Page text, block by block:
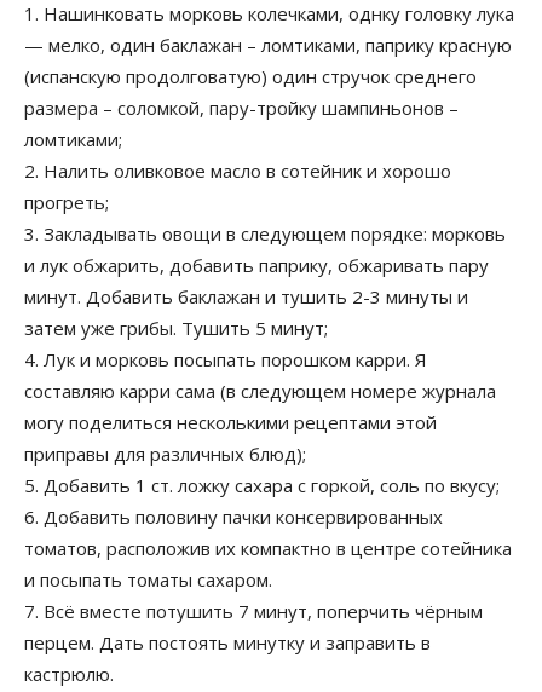
1. Нашинковать морковь колечками, однку головку лука
— мелко, один баклажан – ломтиками, паприку красную
(испанскую продолговатую) один стручок среднего
размера – соломкой, пару-тройку шампиньонов –
ломтиками;
2. Налить оливковое масло в сотейник и хорошо
прогреть;
3. Закладывать овощи в следующем порядке: морковь
и лук обжарить, добавить паприку, обжаривать пару
минут. Добавить баклажан и тушить 2-3 минуты и
затем уже грибы. Тушить 5 минут;
4. Лук и морковь посыпать порошком карри. Я
составляю карри сама (в следующем номере журнала
могу поделиться несколькими рецептами этой
приправы для различных блюд);
5. Добавить 1 ст. ложку сахара с горкой, соль по вкусу;
6. Добавить половину пачки консервированных
томатов, расположив их компактно в центре сотейника
и посыпать томаты сахаром.
7. Всё вместе потушить 7 минут, поперчить чёрным
перцем. Дать постоять минутку и заправить в
кастрюлю.